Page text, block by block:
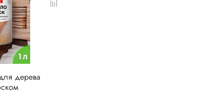
дерева